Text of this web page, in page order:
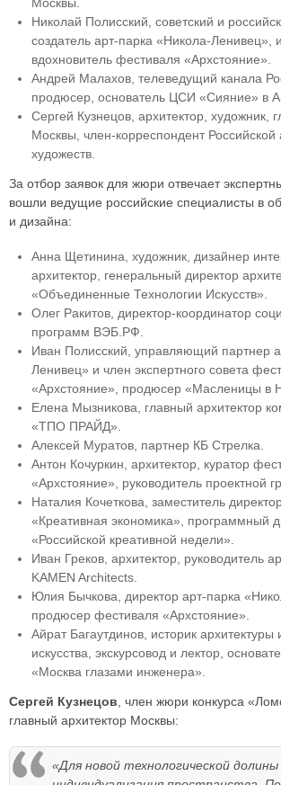
Николай Полисский, советский и
создатель арт-парка «Никола-Ленивец»,
вдохновитель фестиваля «Архстояние».
Андрей Малахов, телеведущий канала
продюсер, основатель ЦСИ «Сияние» в
Сергей Кузнецов, архитектор, художник,
Москвы, член-корреспондент Российской
художеств.
За отбор заявок для жюри отвечает
вошли ведущие российские специалисты в
и дизайна:
Анна Щетинина, художник, дизайнер
архитектор, генеральный директор
«Объединенные Технологии Искусств».
Олег Ракитов, директор-координатор
программ ВЭБ.РФ.
Иван Полисский, управляющий партнер
Ленивец» и член экспертного совета
«Архстояние», продюсер «Масленицы в
Елена Мызникова, главный архитектор
«ТПО ПРАЙД».
Алексей Муратов, партнер КБ Стрелка.
Антон Кочуркин, архитектор, куратор
«Архстояние», руководитель проектной
Наталия Кочеткова, заместитель
«Креативная экономика», программный
«Российской креативной недели».
Иван Греков, архитектор, руководитель
KAMEN Architects.
Юлия Бычкова, директор арт-парка
продюсер фестиваля «Архстояние».
Айрат Багаутдинов, историк архитектуры
искусства, экскурсовод и лектор,
«Москва глазами инженера».
Сергей Кузнецов , член жюри конкурса
главный архитектор Москвы:
«Для новой технологической